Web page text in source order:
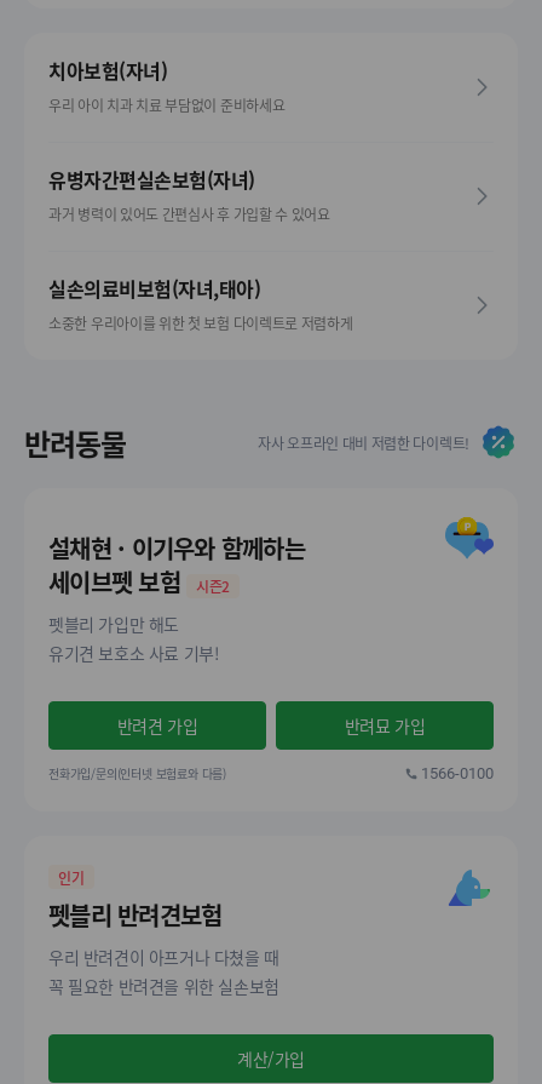
치아보험(자녀)
우리 아이 치과 치료 부담없이 준비하세요
유병자간편실손보험(자녀)
과거 병력이 있어도 간편심사 후 가입할 수 있어요
실손의료비보험(자녀,태아)
소중한 우리아이를 위한 첫 보험 다이렉트로 저렴하게
반려동물 자사 오프라인 대비 저렴한 다이렉트!
설채현 · 이기우와 함께하는
세이브펫 보험
시즌2
펫블리 가입만 해도
유기견 보호소 사료 기부!
반려견 가입 반려묘 가입
전화가입/문의(인터넷 보험료와 다름) 1566-0100
인기
펫블리 반려견보험
우리 반려견이 아프거나 다쳤을 때
꼭 필요한 반려견을 위한 실손보험
계산/가입